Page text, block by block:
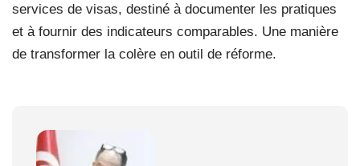
services de visas, destiné à documenter les pratiques
et à fournir des indicateurs comparables. Une manière
de transformer la colère en outil de réforme.